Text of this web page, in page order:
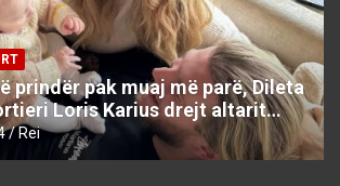
prindër pak muaj më parë, Dileta
Loris Karius drejt altarit…
Rei